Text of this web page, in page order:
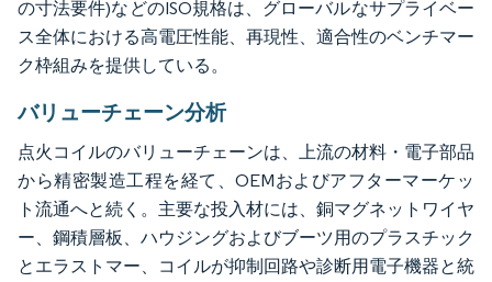
の寸法要件)などのISO規格は、グローバルなサプライベー
ス全体における高電圧性能、再現性、適合性のベンチマー
ク枠組みを提供している。
バリューチェーン分析
点火コイルのバリューチェーンは、上流の材料・電子部品
から精密製造工程を経て、OEMおよびアフターマーケッ
ト流通へと続く。主要な投入材には、銅マグネットワイヤ
ー、鋼積層板、ハウジングおよびブーツ用のプラスチック
とエラストマー、コイルが抑制回路や診断用電子機器と統